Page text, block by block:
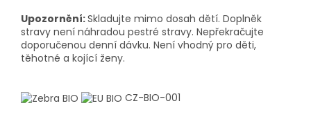
Upozornění:Skladujte mimo dosah dětí. Doplněk
stravy není náhradou pestré stravy. Nepřekračujte
doporučenou denní dávku. Není vhodný pro děti,
těhotné a kojící ženy.
CZ-BIO-001